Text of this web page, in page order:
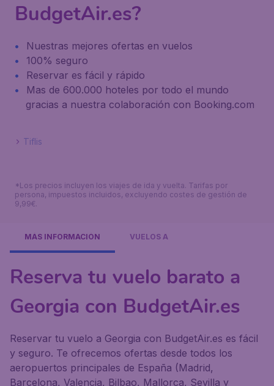
BudgetAir.es?
Nuestras mejores ofertas en vuelos
100% seguro
Reservar es fácil y rápido
Mas de 600.000 hoteles por todo el mundo
gracias a nuestra colaboración con Booking.com
Tiflis
*Los precios incluyen los viajes de ida y vuelta. Tarifas por
persona, impuestos incluidos, excluyendo costes de gestión de
9,99€.
MÁS INFORMACIÓN VUELOS A
Reserva tu vuelo barato a
Georgia con BudgetAir.es
Reservar tu vuelo a Georgia con BudgetAir.es es fácil
y seguro. Te ofrecemos ofertas desde todos los
aeropuertos principales de España (Madrid,
Barcelona, Valencia, Bilbao, Mallorca, Sevilla y